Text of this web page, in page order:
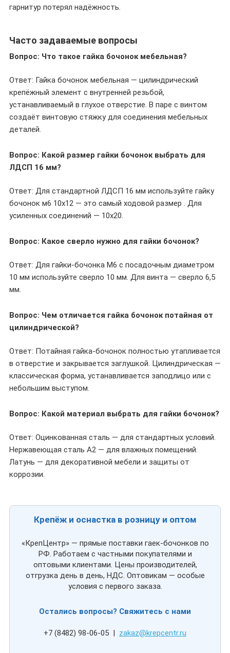
гарнитур потерял надёжность.
Часто задаваемые вопросы
Вопрос: Что такое гайка бочонок мебельная?
Ответ: Гайка бочонок мебельная — цилиндрический
крепёжный элемент с внутренней резьбой,
устанавливаемый в глухое отверстие. В паре с винтом
создаёт винтовую стяжку для соединения мебельных
деталей.
Вопрос: Какой размер гайки бочонок выбрать для
ЛДСП 16 мм?
Ответ: Для стандартной ЛДСП 16 мм используйте гайку
бочонок м6 10х12 — это самый ходовой размер . Для
усиленных соединений — 10х20.
Вопрос: Какое сверло нужно для гайки бочонок?
Ответ: Для гайки-бочонка М6 с посадочным диаметром
10 мм используйте сверло 10 мм. Для винта — сверло 6,5
мм.
Вопрос: Чем отличается гайка бочонок потайная от
цилиндрической?
Ответ: Потайная гайка-бочонок полностью утапливается
в отверстие и закрывается заглушкой. Цилиндрическая —
классическая форма, устанавливается заподлицо или с
небольшим выступом.
Вопрос: Какой материал выбрать для гайки бочонок?
Ответ: Оцинкованная сталь — для стандартных условий.
Нержавеющая сталь A2 — для влажных помещений.
Латунь — для декоративной мебели и защиты от
коррозии.
Крепёж и оснастка в розницу и оптом
«КрепЦентр» — прямые поставки гаек-бочонков по
РФ. Работаем с частными покупателями и
оптовыми клиентами. Цены производителей,
отгрузка день в день, НДС. Оптовикам — особые
условия с первого заказа.
Остались вопросы? Свяжитесь с нами
+7 (8482) 98-06-05 | zakaz@krepcentr.ru